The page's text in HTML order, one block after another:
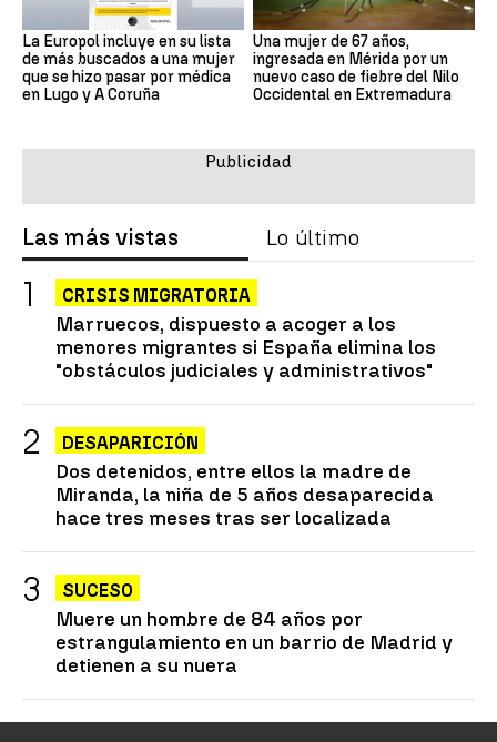
La Europol incluye en su lista
de más buscados a una mujer
que se hizo pasar por médica
en Lugo y A Coruña
Una mujer de 67 años,
ingresada en Mérida por un
nuevo caso de fiebre del Nilo
Occidental en Extremadura
Las más vistas Lo último
CRISIS MIGRATORIA
Marruecos, dispuesto a acoger a los
menores migrantes si España elimina los
"obstáculos judiciales y administrativos"
DESAPARICIÓN
Dos detenidos, entre ellos la madre de
Miranda, la niña de 5 años desaparecida
hace tres meses tras ser localizada
SUCESO
Muere un hombre de 84 años por
estrangulamiento en un barrio de Madrid y
detienen a su nuera